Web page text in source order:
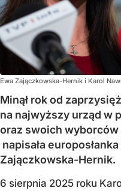
Ewa Zajączkowska-Hernik i Karol
Minął rok od
na najwyższy urząd w
oraz swoich
napisała
Zajączkowska-Hernik.
6 sierpnia 2025 roku